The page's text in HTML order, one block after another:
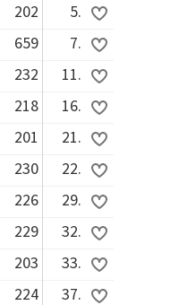
202
5.
659
7.
232
11.
218
16.
201
21.
230
22.
226
29.
229
32.
203
33.
224
37.